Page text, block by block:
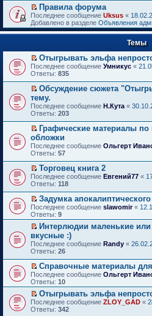
й
т
и
к
п
в
о
м
у
н
е
п
р
о
ч
и
т
а
н
о
м
у
с
о
о
б
щ
е
н
и
ю
П
е
р
е
т
и
к
п
р
о
м
у
н
е
п
р
о
ч
и
т
а
н
о
м
у
с
о
о
б
щ
е
н
и
ю
Правила форума
Последнее сообщение Uksus «
Добавлено в разделе Объявления
Темы
П
е
е
й
т
и
к
п
е
р
в
о
м
у
н
е
р
о
ч
и
а
н
н
о
м
у
с
о
о
б
щ
е
Отыгрывать эльфа
Последнее сообщение Умникус «
Ответы: 835
П
е
р
е
й
т
и
к
п
е
р
в
о
м
у
н
е
п
р
о
ч
и
а
н
н
о
м
у
с
Обсуждение сюжета
тему.
Последнее сообщение Н.Кута «
Ответы: 203
П
е
р
е
й
и
к
п
е
р
в
о
м
у
н
е
п
р
о
ч
и
т
а
н
Графические материалы по
обложки
Последнее сообщение Ольгерт
Ответы: 57
П
е
е
й
т
и
п
е
р
в
о
м
у
н
е
п
р
о
Торговец книга 2
Последнее сообщение Евгений77 «
Ответы: 118
П
е
р
е
й
т
и
п
е
р
в
о
м
у
Задумка
Последнее сообщение slawomir«
Ответы: 9
П
е
р
е
й
т
и
к
п
е
р
в
Интерлюдии маленькие
вкусные :)
Последнее сообщение Randy «
Ответы: 26
П
е
р
е
й
т
Справочные материалы
Последнее сообщение Ольгерт
Ответы: 10
П
е
Отыгрывать эльфа
Последнее сообщение ZLOY_GAD «
Ответы: 342